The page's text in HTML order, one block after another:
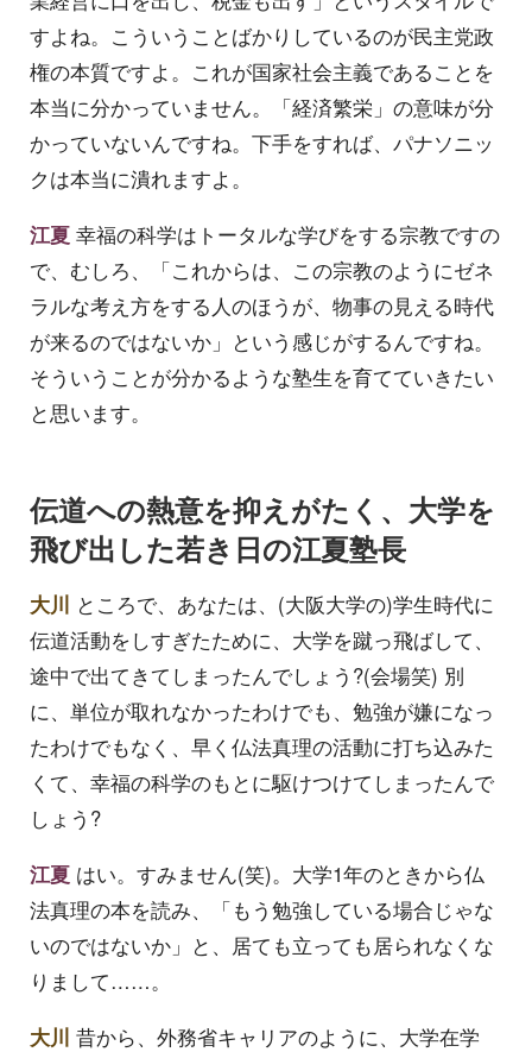
すよね。こういうことばかりしているのが民主党政
権の本質ですよ。これが国家社会主義であることを
本当に分かっていません。「経済繁栄」の意味が分
かっていないんですね。下手をすれば、パナソニッ
クは本当に潰れますよ。
江夏 幸福の科学はトータルな学びをする宗教ですの
で、むしろ、「これからは、この宗教のようにゼネ
ラルな考え方をする人のほうが、物事の見える時代
が来るのではないか」という感じがするんですね。
そういうことが分かるような塾生を育てていきたい
と思います。
伝道への熱意を抑えがたく、大学を
飛び出した若き日の江夏塾長
大川 ところで、あなたは、(大阪大学の)学生時代に
伝道活動をしすぎたために、大学を蹴っ飛ばして、
途中で出てきてしまったんでしょう?(会場笑) 別
に、単位が取れなかったわけでも、勉強が嫌になっ
たわけでもなく、早く仏法真理の活動に打ち込みた
くて、幸福の科学のもとに駆けつけてしまったんで
しょう?
江夏 はい。すみません(笑)。大学1年のときから仏
法真理の本を読み、「もう勉強している場合じゃな
いのではないか」と、居ても立っても居られなくな
りまして……。
大川 昔から、外務省キャリアのように、大学在学